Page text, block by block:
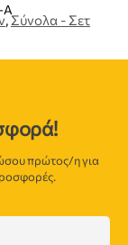
A
,Σύνολα - Σετ
πρώτος/η για